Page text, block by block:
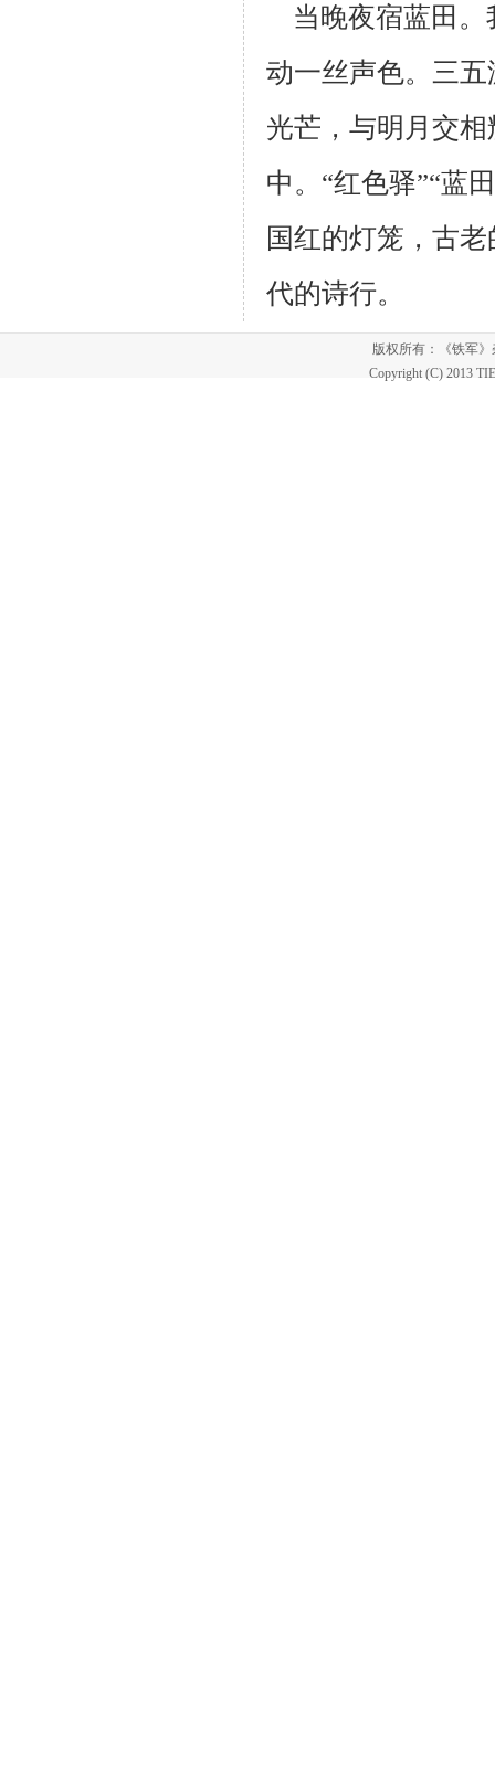
当晚夜宿蓝田。
动一丝声色。三
光芒，与明月交相
中。“红色驿”“蓝
国红的灯笼，古
代的诗行。
版权所有：《铁军
Copyright (C) 2013